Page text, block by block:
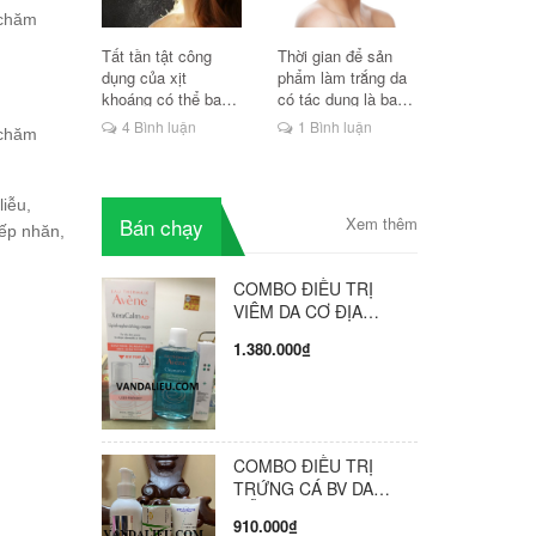
nhăn,
Tất tần tật công
dụng của xịt
khoáng có thể bạn
chưa biết
4 Bình luận
Thời gian để sản
phẩm làm trắng da
có tác dụng là bao
lâu?1 Bình luận
Bán chạy Xem thêm
COMBO ĐIỀU TRỊ
VIÊM DA CƠ ĐỊA
CHẨN GIÁO SƯ BV DA
PHẨM )
1.380.000₫
COMBO ĐIỀU TRỊ
TRỨNG CÁ BV DA
910.000₫